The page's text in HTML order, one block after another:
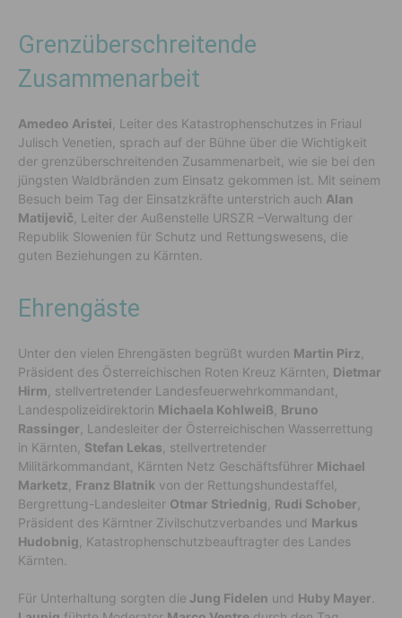
Grenzüberschreitende
Zusammenarbeit
Amedeo Aristei , Leiter des Katastrophenschutzes in Friaul
Julisch Venetien, sprach auf der Bühne über die Wichtigkeit
der grenzüberschreitenden Zusammenarbeit, wie sie bei den
jüngsten Waldbränden zum Einsatz gekommen ist. Mit seinem
Besuch beim Tag der Einsatzkräfte unterstrich auch Alan
Matijevič , Leiter der Außenstelle URSZR –Verwaltung der
Republik Slowenien für Schutz und Rettungswesens, die
guten Beziehungen zu Kärnten.
Ehrengäste
Unter den vielen Ehrengästen begrüßt wurden Martin Pirz
Präsident des Österreichischen Roten Kreuz Kärnten, Dietmar
Hirm , stellvertretender Landesfeuerwehrkommandant,
Landespolizeidirektorin Michaela Kohlweiß Bruno
Rassinger , Landesleiter der Österreichischen Wasserrettung
in Kärnten, Stefan Lekas , stellvertretender
Militärkommandant, Kärnten Netz Geschäftsführer Michael
Marketz Franz Blatnik von der Rettungshundestaffel,
Bergrettung-Landesleiter Otmar Striednig Rudi Schober
Präsident des Kärntner Zivilschutzverbandes und Markus
Hudobnig , Katastrophenschutzbeauftragter des Landes
Kärnten.
Für Unterhaltung sorgten die Jung Fidelen und Huby Mayer